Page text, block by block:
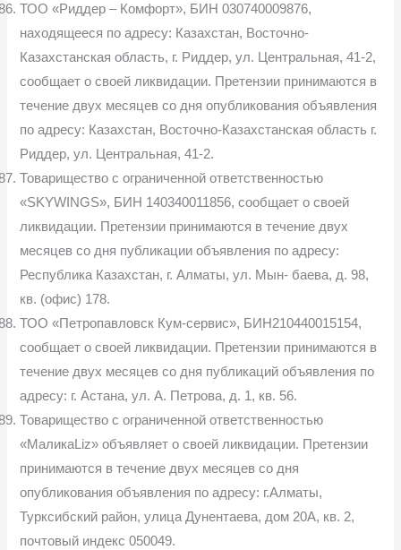
ТОО «Риддер – Комфорт», БИН 030740009876,
находящееся по адресу: Казахстан, Восточно-
Казахстанская область, г. Риддер, ул. Центральная, 41-2,
сообщает о своей ликвидации. Претензии принимаются в
течение двух месяцев со дня опубликования объявления
по адресу: Казахстан, Восточно-Казахстанская область г.
Риддер, ул. Центральная, 41-2.
Товарищество с ограниченной ответственностью
«SKYWINGS», БИН 140340011856, сообщает о своей
ликвидации. Претензии принимаются в течение двух
месяцев со дня публикации объявления по адресу:
Республика Казахстан, г. Алматы, ул. Мын- баева, д. 98,
кв. (офис) 178.
ТОО «Петропавловск Кум-сервис», БИН210440015154,
сообщает о своей ликвидации. Претензии принимаются в
течение двух месяцев со дня публикаций объявления по
адресу: г. Астана, ул. А. Петрова, д. 1, кв. 56.
Товарищество с ограниченной ответственностью
«МаликаLiz» объявляет о своей ликвидации. Претензии
принимаются в течение двух месяцев со дня
опубликования объявления по адресу: г.Алматы,
Турксибский район, улица Дунентаева, дом 20А, кв. 2,
почтовый индекс 050049.